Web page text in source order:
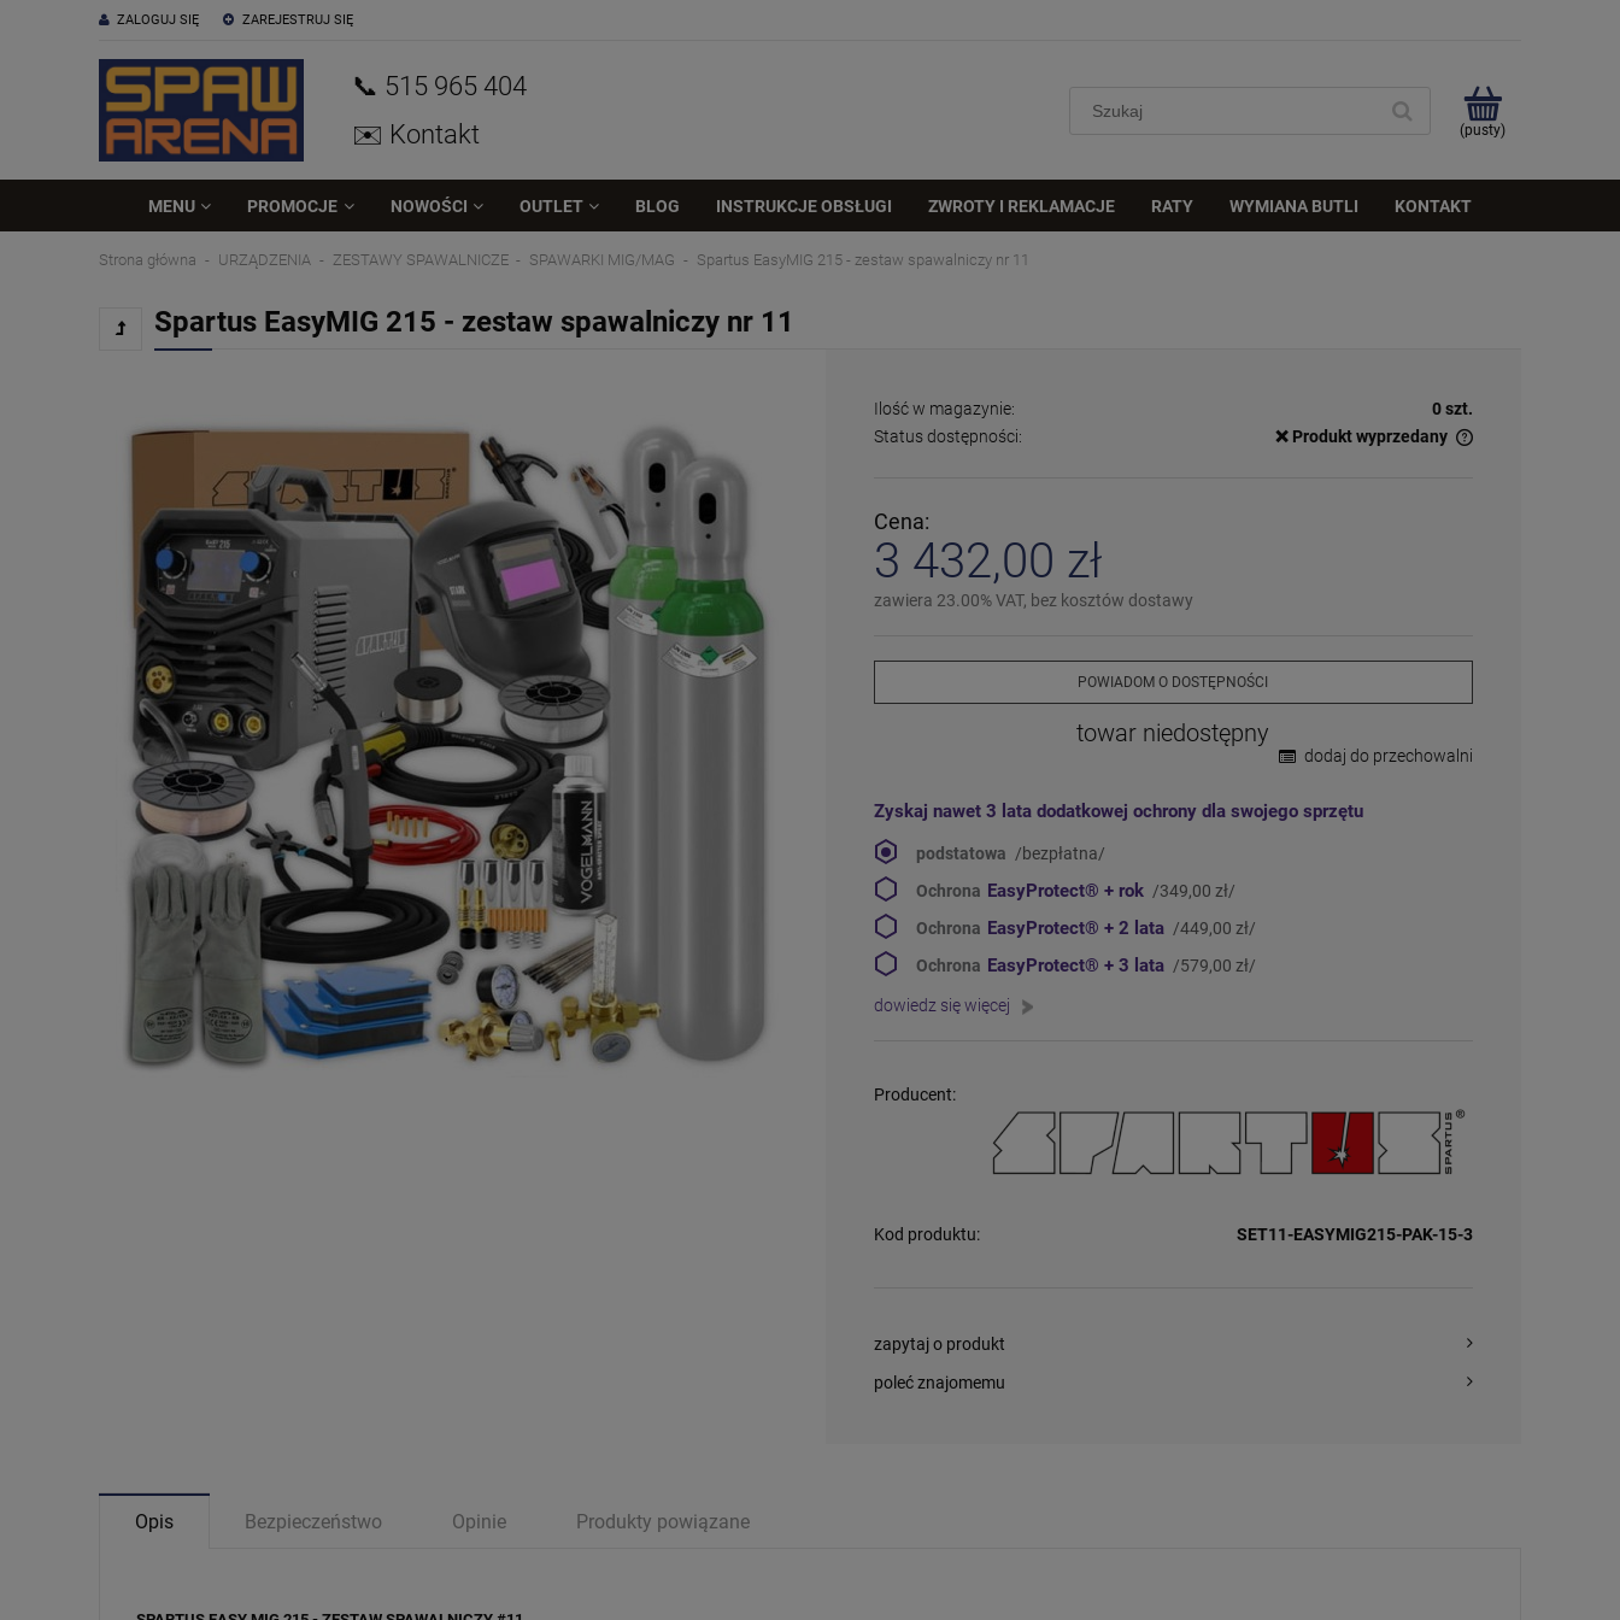
ZAREJESTRUJ SIĘ
ZALOGUJ SIĘ
📞 515 965 404
✉️ Kontakt
(pusty)
MENU PROMOCJE NOWOŚCI OUTLET BLOG INSTRUKCJE OBSŁUGI ZWROTY I REKLAMACJE RATY WYMIANA BUTLI KONTAKT
Strona główna URZĄDZENIA ZESTAWY SPAWALNICZE SPAWARKI MIG/MAG Spartus EasyMIG 215 - zestaw spawalniczy nr 11
Spartus EasyMIG 215 - zestaw spawalniczy nr 11
Ilość w magazynie:
0 szt.
Status dostępności:
❌ Produkt wyprzedany
⛔Wycofany
Cena:
3 432,00 zł
zawiera 23.00% VAT, bez kosztów dostawy
POWIADOM O DOSTĘPNOŚCI
towar niedostępny
dodaj do przechowalni
Zyskaj nawet 3 lata dodatkowej ochrony dla swojego sprzętu
podstatowa /bezpłatna/
Ochrona EasyProtect® + rok /349,00 zł/
Ochrona EasyProtect® + 2 lata /449,00 zł/
Ochrona EasyProtect® + 3 lata /579,00 zł/
dowiedz się więcej
Producent:
Kod produktu: SET11-EASYMIG215-PAK-15-3
zapytaj o produkt
poleć znajomemu
Opis Bezpieczeństwo Opinie Produkty powiązane